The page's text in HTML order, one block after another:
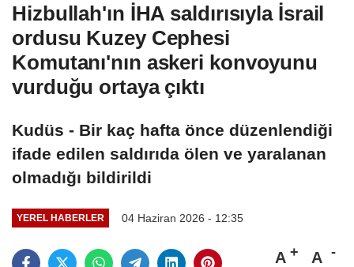
Hizbullah'ın İHA saldırısıyla İsrail
ordusu Kuzey Cephesi
Komutanı'nın askeri konvoyunu
vurduğu ortaya çıktı
Kudüs - Bir kaç hafta önce düzenlendiği
ifade edilen saldırıda ölen ve yaralanan
olmadığı bildirildi
YEREL HABERLER 04 Haziran 2026 - 12:35
A A